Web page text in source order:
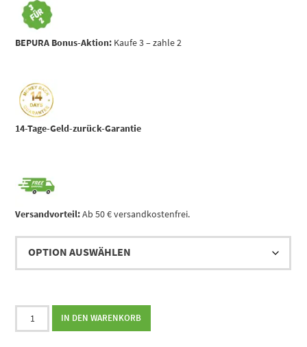
BEPURA Bonus-Aktion: Kaufe 3 – zahle 2
14-Tage-Geld-zurück-Garantie
Versandvorteil:Ab 50 € versandkostenfrei.
Panik-
Adieu
IN DEN WARENKORB